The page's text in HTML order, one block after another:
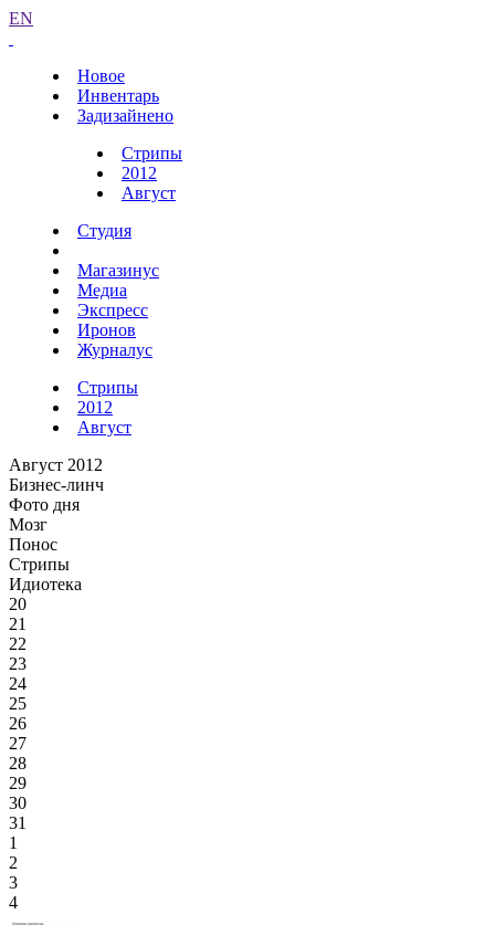
EN
Новое
Инвентарь
Задизайнено
Стрипы
2012
Август
Студия
Магазинус
Медиа
Экспресс
Иронов
Журналус
Стрипы
2012
Август
Август 2012
Бизнес-линч
Фото дня
Мозг
Понос
Стрипы
Идиотека
20
21
22
23
24
25
26
27
28
29
30
31
1
2
3
4